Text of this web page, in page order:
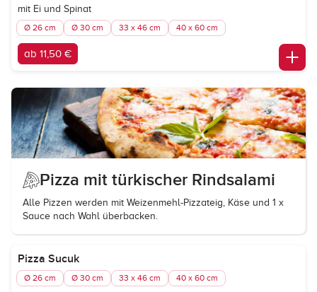
mit Ei und Spinat
Ø 26 cm Ø 30 cm 33 x 46 cm 40 x 60 cm
ab 11,50 €
Pizza mit türkischer Rindsalami
Alle Pizzen werden mit Weizenmehl-Pizzateig, Käse und 1 x
Sauce nach Wahl überbacken.
Pizza Sucuk
Ø 26 cm Ø 30 cm 33 x 46 cm 40 x 60 cm